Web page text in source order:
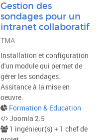
Gestion des
sondages pour un
intranet collaboratif
TMA
Installation et configuration
d'un module qui permet de
gérer les sondages.
Assitance à la mise en
oeuvre.
Formation & Education
Joomla 2.5
1 ingénieur(s) + 1 chef de